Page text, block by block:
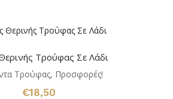
Τρούφας Σε Λάδι
Τρούφας, Προσφορές!
€18,50